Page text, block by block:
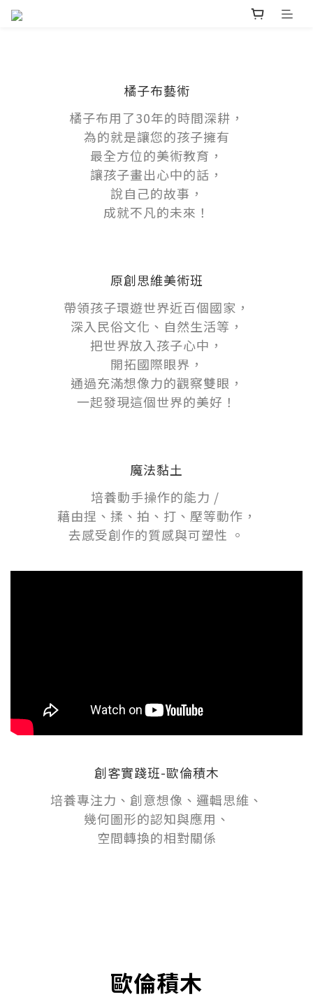
橘子布藝術
橘子布用了30年的時間深耕，
為的就是讓您的孩子擁有
最全方位的美術教育，
讓孩子畫出心中的話，
說自己的故事，
成就不凡的未來！
原創思維美術班
帶領孩子環遊世界近百個國家，
深入民俗文化、自然生活等，
把世界放入孩子心中，
開拓國際眼界，
通過充滿想像力的觀察雙眼，
一起發現這個世界的美好！
魔法黏土
培養動手操作的能力 /
藉由捏、揉、拍、打、壓等動作，
去感受創作的質感與可塑性 。
創客實踐班-歐倫積木
培養專注力、創意想像、邏輯思維、
幾何圖形的認知與應用、
空間轉換的相對關係
歐倫積木